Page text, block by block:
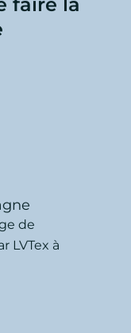
de
LVTex à